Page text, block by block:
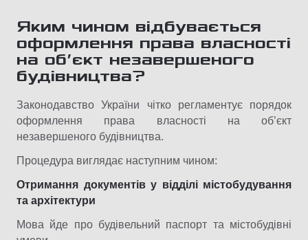
Яким чином відбувається
оформлення права власності
на об’єкт незавершеного
будівництва?
Законодавство України чітко регламентує порядок
оформлення права власності на об’єкт
незавершеного будівництва.
Процедура виглядає наступним чином:
Отримання документів у відділі містобудування
та архітектури
Мова йде про будівельний паспорт та містобудівні